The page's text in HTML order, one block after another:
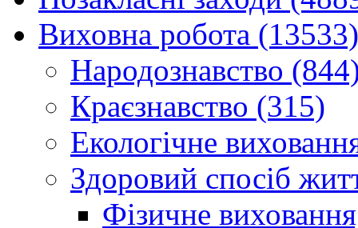
Виховна робота (13533)
Народознавство
Краєзнавство (315)
Екологічне
Здоровий спосіб
Фізичне